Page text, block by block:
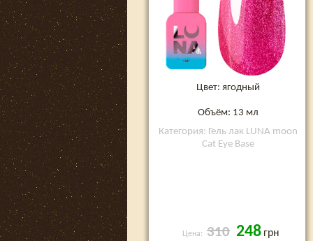
Цвет: ягодный
Объём: 13 мл
Категория: Гель лак LUNA moon
Cat Eye Base
Цена: 310 248 грн